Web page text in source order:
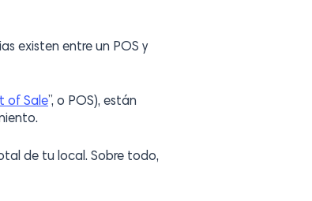
existen entre un POS y
of Sale”, o POS), están
de tu local. Sobre todo,